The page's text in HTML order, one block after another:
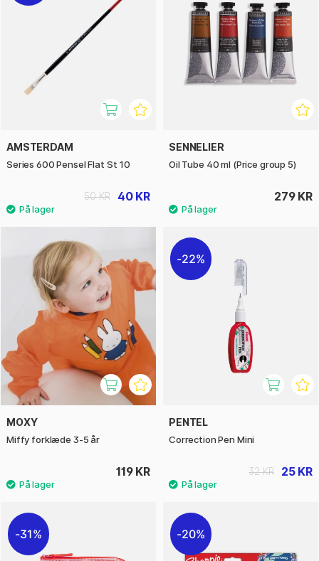
AMSTERDAM
Series 600 Pensel Flat St 10
40 KR
50 KR
SENNELIER
Oil Tube 40 ml (Price group 5)
279 KR
MOXY
Miffy forklæde 3-5 år
119 KR
22%
PENTEL
Correction Pen Mini
25 KR
32 KR
31% 20%